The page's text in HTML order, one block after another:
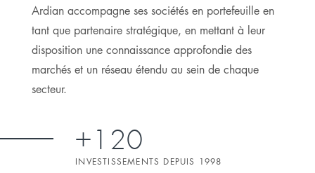
Ardian accompagne ses sociétés en portefeuille en
tant que partenaire stratégique, en mettant à leur
disposition une connaissance approfondie des
marchés et un réseau étendu au sein de chaque
secteur.
+120
INVESTISSEMENTS DEPUIS 1998